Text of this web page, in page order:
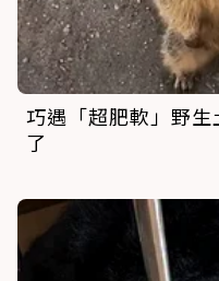
巧遇「超肥軟」野
了